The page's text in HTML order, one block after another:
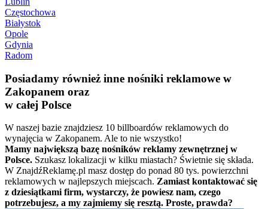
Częstochowa
Białystok
Opole
Gdynia
Radom
Posiadamy również inne nośniki reklamowe w
Zakopanem oraz
w całej Polsce
W naszej bazie znajdziesz 10 billboardów reklamowych do
wynajęcia w Zakopanem. Ale to nie wszystko!
Mamy największą bazę nośników reklamy zewnętrznej w
Polsce. Szukasz lokalizacji w kilku miastach? Świetnie się składa.
W ZnajdźReklamę.pl masz dostęp do ponad 80 tys. powierzchni
reklamowych w najlepszych miejscach. Zamiast kontaktować się
z dziesiątkami firm, wystarczy, że powiesz nam, czego
potrzebujesz, a my zajmiemy się resztą. Proste, prawda?